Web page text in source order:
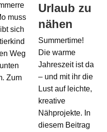
muss
sich
Weg
Zum
Urlaub zu
nähen
Summertime!
Die warme
Jahreszeit ist da
– und mit ihr die
Lust auf leichte,
kreative
Nähprojekte. In
diesem Beitrag